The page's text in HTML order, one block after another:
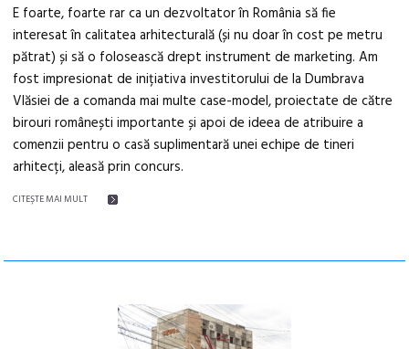
E foarte, foarte rar ca un dezvoltator în România să fie
interesat în calitatea arhitecturală (și nu doar în cost pe metru
pătrat) și să o folosească drept instrument de marketing. Am
fost impresionat de inițiativa investitorului de la Dumbrava
Vlăsiei de a comanda mai multe case-model, proiectate de către
birouri românești importante și apoi de ideea de atribuire a
comenzii pentru o casă suplimentară unei echipe de tineri
arhitecți, aleasă prin concurs.
CITEŞTE MAI MULT